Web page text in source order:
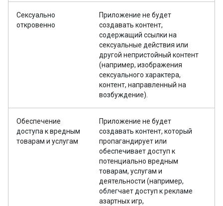
Сексуально
откровенно
Приложение не будет
создавать контент,
содержащий ссылки на
сексуальные действия или
другой непристойный контент
(например, изображения
сексуального характера,
контент, направленный на
возбуждение).
Обеспечение
доступа к вредным
товарам и услугам
Приложение не будет
создавать контент, который
пропагандирует или
обеспечивает доступ к
потенциально вредным
товарам, услугам и
деятельности (например,
облегчает доступ к рекламе
азартных игр,